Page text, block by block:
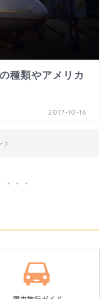
種類やアメリカ
2017-10-16
コ